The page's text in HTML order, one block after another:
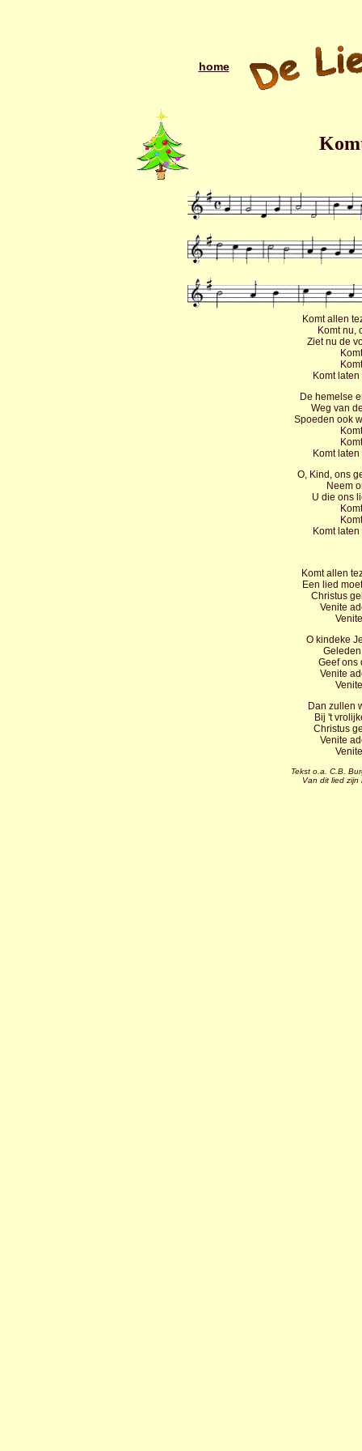
home
Komt allen
Komt nu,
Ziet nu de
Komt
De hemelse
Weg van
Spoeden ook
Komt
O, Kind, ons
Neem
U die ons
Komt
Komt allen
Een lied
Christus
Venite
O kindeke
Geef ons
Venite
Dan zullen
Bij 't
Christus
Venite
Tekst o.a. C.B.
Van dit lied zijn